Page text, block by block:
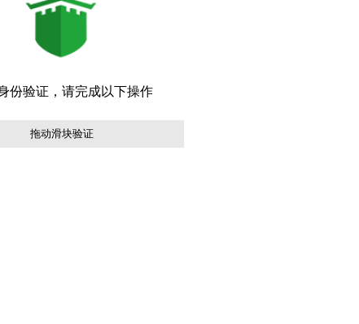
拖动滑块验证